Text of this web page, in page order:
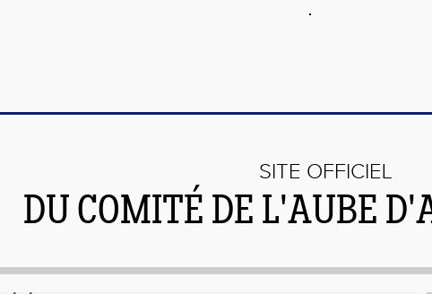
SITE OFFICIEL
DU COMITÉ DE L'AUBE